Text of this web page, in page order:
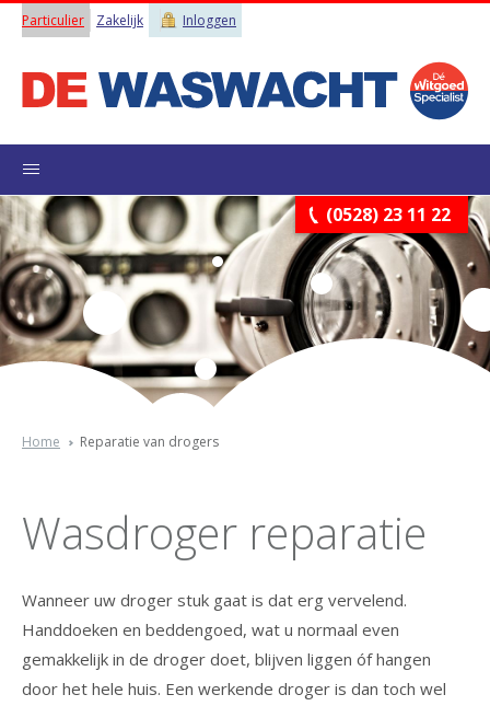
Particulier Zakelijk Inloggen
(0528) 23 11 22
Home Reparatie van drogers
Wasdroger reparatie
Wanneer uw droger stuk gaat is dat erg vervelend.
Handdoeken en beddengoed, wat u normaal even
gemakkelijk in de droger doet, blijven liggen óf hangen
door het hele huis. Een werkende droger is dan toch wel